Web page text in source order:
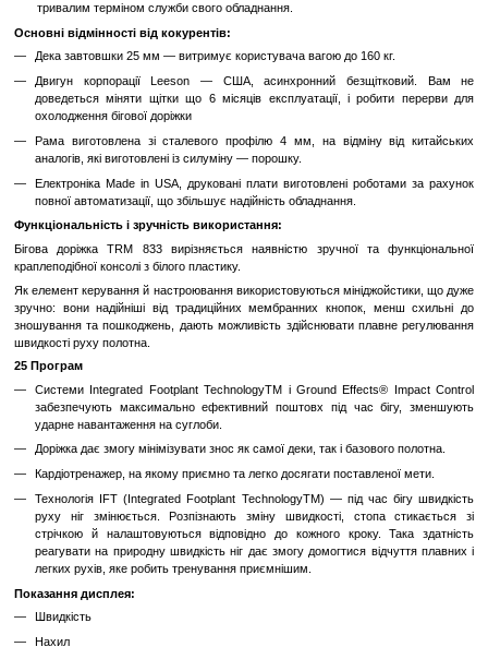
Широка та Довга Бігова Поверхня:
поверхню для зручного бігу навіть на високих швидкостях.
Ергономічні Ручки з Сенсорами Серцевого Ритму:
серцевого ритму в ручках дозволяють вам вимірювати
тренувань.
Інтегрований Підставка для Планшета:Доріжка оснащена
яку можна розмістити планшет чи смартфон для розваг або
тренувань.
фітнес-цілей.
Технологія SmartRate:Система SmartRate надає
рекомендації щодо зони інтенсивності тренувань.
Надійність та Довговічність:
тривалим терміном служби свого обладнання.
Основні відмінності від кокурентів:
Дека завтовшки 25 мм — витримує користувача вагою до 160
Двигун корпорації Leeson — США, асинхронний
доведеться міняти щітки що 6 місяців експлуатації, і
охолодження бігової доріжки
Рама виготовлена зі сталевого профілю 4 мм, на відміну
аналогів, які виготовлені із силуміну — порошку.
Функціональність і зручність використання: